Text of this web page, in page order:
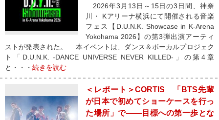
2026年3月13日～15日の3日間、神奈
川・ Kアリーナ横浜にて開催される音楽
フェス【D.U.N.K. Showcase in K-Arena
Yokohama 2026】の第3弾出演アーティ
ストが発表された。 本イベントは、ダンス＆ボーカルプロジェク
ト「D.U.N.K. -DANCE UNIVERSE NEVER KILLED-」の第4章
と・・・ 続きを読む
＜レポート＞CORTIS 「BTS先輩
が日本で初めてショーケースを行っ
た場所」で――目標への第一歩とな